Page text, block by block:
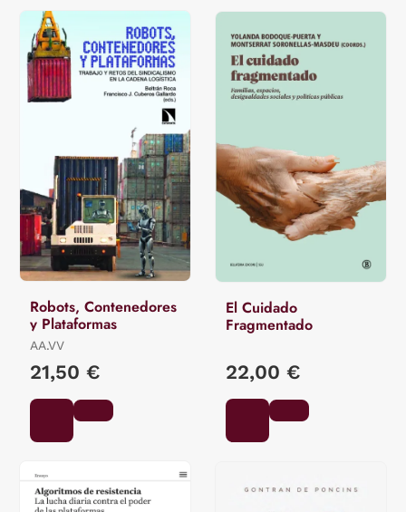
Robots, Contenedores
y Plataformas
AA.VV
21,50 €
El Cuidado
Fragmentado
22,00 €